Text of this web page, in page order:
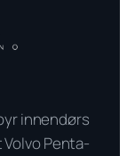
innendørs
Penta-